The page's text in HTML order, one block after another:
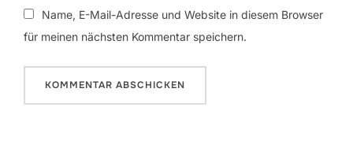
Name, E-Mail-Adresse und Website in diesem Browser
für meinen nächsten Kommentar speichern.